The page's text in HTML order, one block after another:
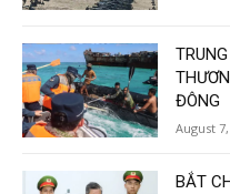
ĐÔNG
August
BẮT